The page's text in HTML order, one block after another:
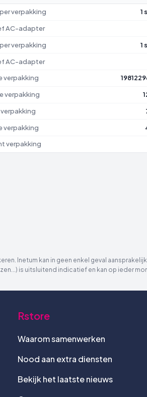
verpakking 1
AC-adapter
verpakking 1
AC-adapter
verpakking
verpakking
verpakking
verpakking
Inetum kan in geen enkel geval
is uitsluitend indicatief en kan op ieder
Rstore
Waarom samenwerken
Nood aan extra diensten
Bekijk het laatste nieuws